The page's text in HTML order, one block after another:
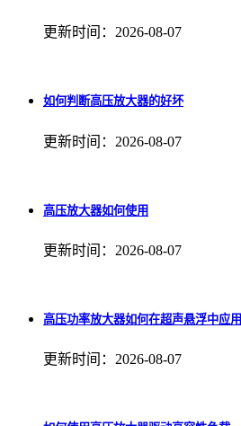
更新时间：2026-08-07
如何判断高压放大器的好坏
更新时间：2026-08-07
高压放大器如何使用
更新时间：2026-08-07
高压功率放大器如何在超声悬浮中应用
更新时间：2026-08-07